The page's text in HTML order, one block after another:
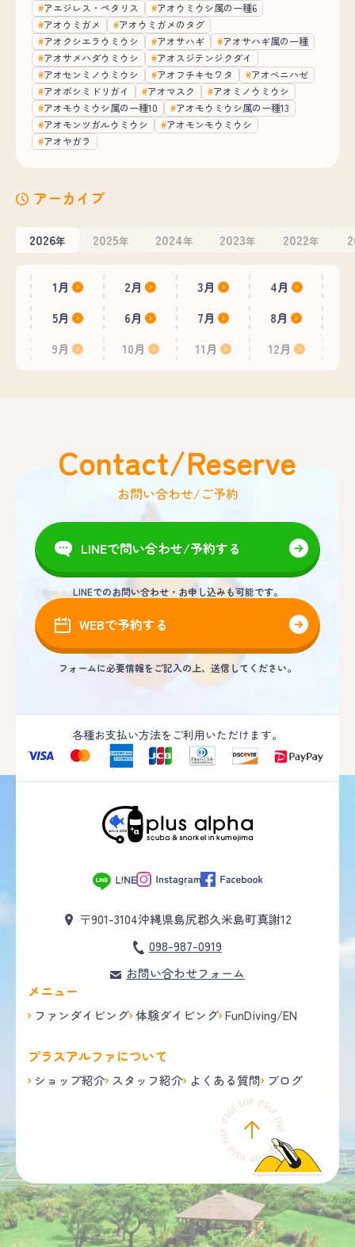
アエジレス・ペタリス
アオウミウシ属の一種6
アオウミガメ
アオウミガメのタグ
アオクシエラウミウシ
アオサハギ
アオサハギ属の一種
アオサメハダウミウシ
アオスジテンジクダイ
アオセンミノウミウシ
アオフチキセワタ
アオベニハゼ
アオボシミドリガイ
アオマスク
アオミノウミウシ
アオモウミウシ属の一種10
アオモウミウシ属の一種13
アオモンツガルウミウシ
アオモンモウミウシ
アオヤガラ
アーカイブ
2026年 2025年 2024年 2023年 2022年
1月 2月 3月
4月
5月
6月 7月
8月
9月
10月 11月 12月
Contact/Reserve
お問い合わせ/ご予約
LINEで問い合わせ/予約する
LINEでのお問い合わせ・お申し込みも可能です。
WEBで予約する
フォームに必要情報をご記入の上、送信してください。
各種お支払い方法をご利用いただけます。
〒901-3104沖縄県島尻郡久米島町真謝12
098-987-0919
お問い合わせフォーム
メニュー
ファンダイビング 体験ダイビング FunDiving/EN
プラスアルファについて
ショップ紹介 スタッフ紹介 よくある質問 ブログ